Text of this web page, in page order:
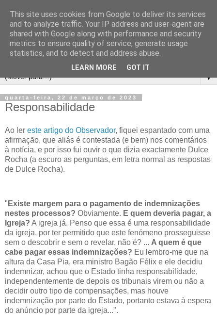
▼
quarta-feira, 22 de março de 2023
Responsabilidade
Ao ler este artigo do Observador, fiquei espantado com uma
afirmação, que aliás é contestada (e bem) nos comentários
à notícia, e por isso fui ouvir o que dizia exactamente Dulce
Rocha (a escuro as perguntas, em letra normal as respostas
de Dulce Rocha).
" Existe margem para o pagamento de indemnizações
nestes processos? Obviamente. E quem deveria pagar, a
Igreja? A igreja já. Penso que essa é uma responsabilidade
da igreja, por ter permitido que este fenómeno prosseguisse
sem o descobrir e sem o revelar, não é? ... A quem é que
cabe pagar essas indemnizações? Eu lembro-me que na
altura da Casa Pia, era ministro Bagão Félix e ele decidiu
indemnizar, achou que o Estado tinha responsabilidade,
independentemente de depois os tribunais virem ou não a
decidir outro tipo de compensações, mas houve
indemnização por parte do Estado, portanto estava à espera
do anúncio por parte da igreja...".
This site uses cookies from Google to deliver its services
and to analyze traffic. Your IP address and user-agent are
shared with Google along with performance and security
metrics to ensure quality of service, generate usage
statistics, and to detect and address abuse.
LEARN MORE GOT IT